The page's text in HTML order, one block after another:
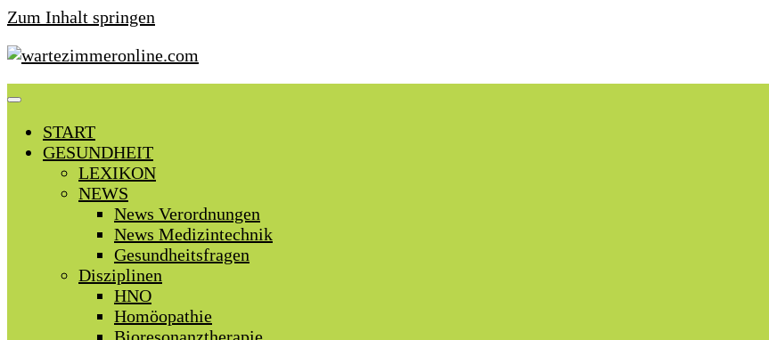
Zum Inhalt springen
START
GESUNDHEIT
LEXIKON
NEWS
News Verordnungen
News Medizintechnik
Gesundheitsfragen
Disziplinen
HNO
Homöopathie